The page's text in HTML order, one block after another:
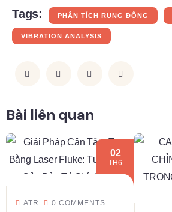
Tags: PHÂN TÍCH RUNG ĐỘNG
VIBRATION ANALYSIS
Bài liên quan
02
TH6
ATR 0 COMMENTS